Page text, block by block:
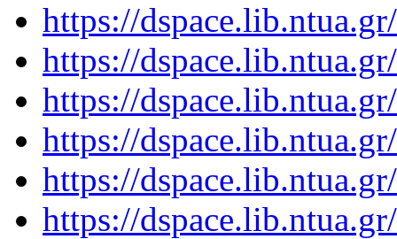
https://
https://
https://
https://
https://
https://